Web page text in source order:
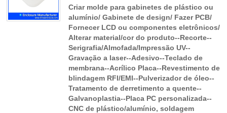
Criar molde para gabinetes de plástico ou
alumínio/ Gabinete de design/ Fazer PCB/
Fornecer LCD ou componentes eletrônicos/
Alterar material/cor do produto--Recorte--
Serigrafia/Almofada/Impressão UV--
Gravação a laser--Adesivo--Teclado de
membrana--Acrílico Placa--Revestimento de
blindagem RFI/EMI--Pulverizador de óleo--
Tratamento de derretimento a quente--
Galvanoplastia--Placa PC personalizada--
CNC de plástico/alumínio, soldagem